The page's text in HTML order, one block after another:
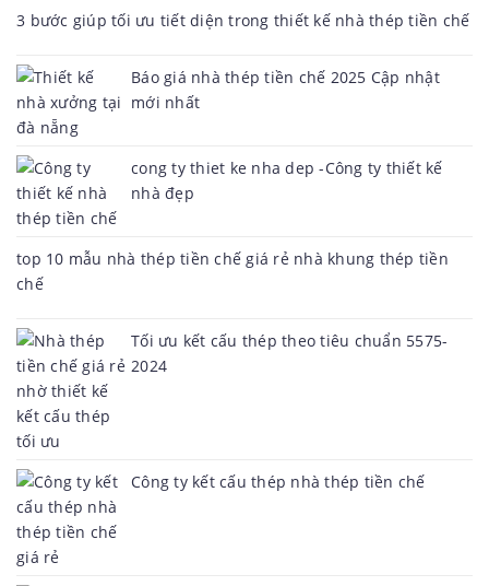
3 bước giúp tối ưu tiết diện trong thiết kế nhà thép tiền chế
Báo giá nhà thép tiền chế 2025 Cập nhật
mới nhất
cong ty thiet ke nha dep -Công ty thiết kế
nhà đẹp
top 10 mẫu nhà thép tiền chế giá rẻ nhà khung thép tiền
chế
Tối ưu kết cấu thép theo tiêu chuẩn 5575-
2024
Công ty kết cấu thép nhà thép tiền chế